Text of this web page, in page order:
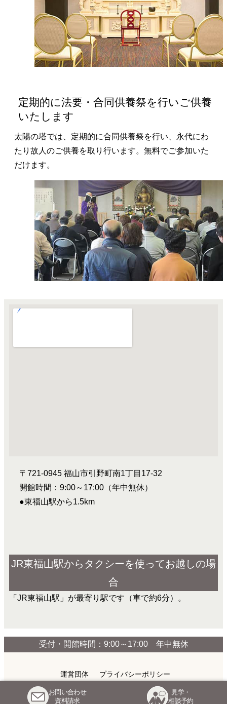
お問い合わせ
資料請求
見学・
相談予約
定期的に法要・合同供養祭を行いご供養
いたします
太陽の塔では、定期的に合同供養祭を行い、永代にわ
たり故人のご供養を取り行います。無料でご参加いた
だけます。
〒721-0945 福山市引野町南1丁目17-32
開館時間：9:00～17:00（年中無休）
●東福山駅から1.5km
JR東福山駅からタクシーを使ってお越しの場
合
「JR東福山駅」が最寄り駅です（車で約6分）。
受付・開館時間：9:00～17:00 年中無休
運営団体 プライバシーポリシー
Copyright © TAIYOUNOKAI All Rights Reserved.